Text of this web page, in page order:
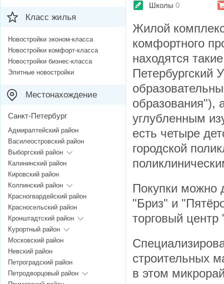
Школы 0
Жилой
комфортного
находятся
Петербургский
образования"),
углубленным
есть четыре
городской
Покупки можно
"Бриз" и
торговый
строительных
в этом
Класс жилья
Новостройки эконом-класса
Новостройки комфорт-класса
Новостройки бизнес-класса
Элитные новостройки
Местонахождение
Санкт-Петербург
Адмиралтейский район
Василеостровский район
Выборгский район
Калининский район
Кировский район
Колпинский район
Красногвардейский район
Красносельский район
Кронштадтский район
Курортный район
Московский район
Невский район
Петроградский район
Петродворцовый район